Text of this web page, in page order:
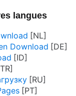
langues
Download